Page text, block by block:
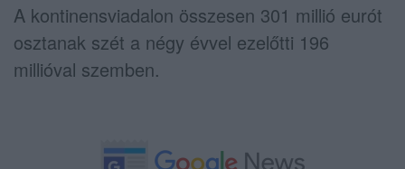
A kontinensviadalon összesen 301 millió eurót
osztanak szét a négy évvel ezelőtti 196
millióval szemben.